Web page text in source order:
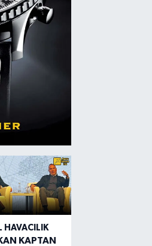
HAVACILIK
KAPTAN